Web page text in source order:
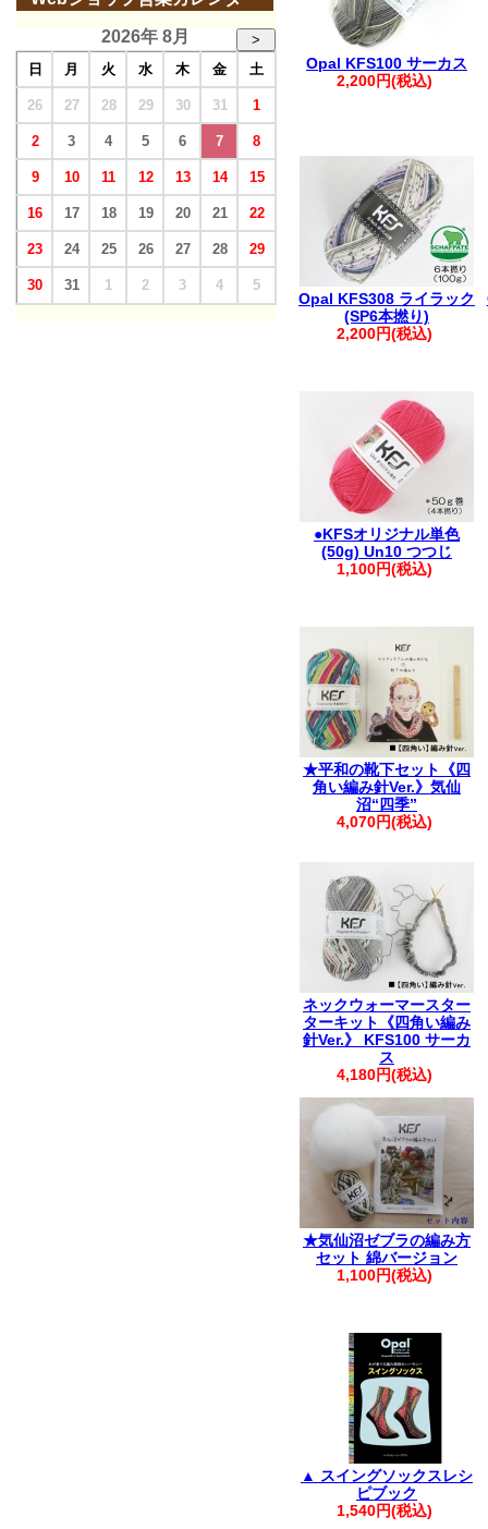
Opal KFS100 サーカス
2,200円(税込)
Opal KFS308 ライラック
(SP6本撚り)
2,200円(税込)
●KFSオリジナル単色
(50g) Un10 つつじ
1,100円(税込)
★平和の靴下セット《四
角い編み針Ver.》気仙
沼“四季”
4,070円(税込)
ネックウォーマースター
ターキット《四角い編み
針Ver.》 KFS100 サーカ
ス
4,180円(税込)
★気仙沼ゼブラの編み方
セット 綿バージョン
1,100円(税込)
▲ スイングソックスレシ
ピブック
1,540円(税込)
2026年 8月
>
日
月 火 水 木 金 土
26 27 28 29 30 31 1
2 3 4 5 6 7 8
9 10 11 12 13 14 15
16 17 18 19 20 21 22
23 24 25 26 27 28 29
30 31 1 2 3 4 5